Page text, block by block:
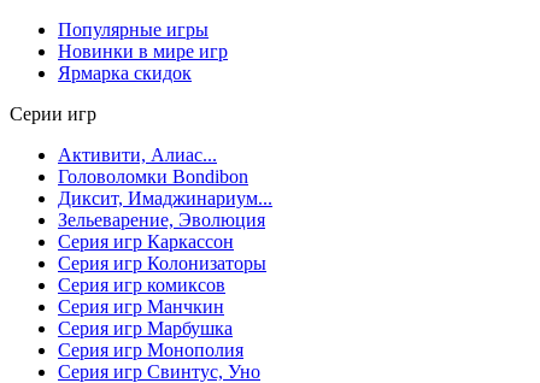
Популярные игры
Новинки в мире игр
Ярмарка скидок
Серии игр
Активити, Алиас...
Головоломки Bondibon
Диксит, Имаджинариум...
Зельеварение, Эволюция
Серия игр Каркассон
Серия игр Колонизаторы
Серия игр комиксов
Серия игр Манчкин
Серия игр Марбушка
Серия игр Монополия
Серия игр Свинтус, Уно